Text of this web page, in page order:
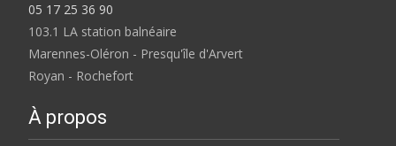
05 17 25 36 90
103.1 LA station balnéaire
Marennes-Oléron - Presqu'île d'Arvert
Royan - Rochefort
À propos